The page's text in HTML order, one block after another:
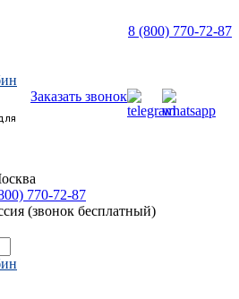
8 (800) 770-72-87
Заказать звонок
770-72-87
(звонок бесплатный)